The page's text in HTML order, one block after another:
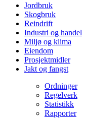
Jordbruk
Skogbruk
Reindrift
Industri og handel
Miljø og klima
Eiendom
Prosjektmidler
Jakt og fangst
Ordninger
Regelverk
Statistikk
Rapporter